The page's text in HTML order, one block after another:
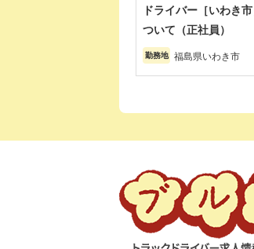
ドライバー［いわき
ついて（正社員）
勤務地 福島県いわき市